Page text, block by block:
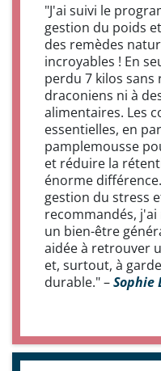
"J'ai suivi le
gestion du poids
des remèdes
incroyables ! En
perdu 7 kilos
draconiens ni à
alimentaires. Les
essentielles, en
pamplemousse
et réduire la
énorme
gestion du stress
recommandés,
un bien-être
aidée à retrouver
et, surtout, à
durable." –Sophie